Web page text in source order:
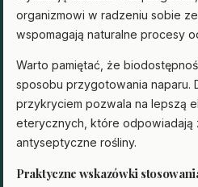
organizmowi w radzeniu sobie
wspomagają naturalne procesy
Warto pamiętać, że
sposobu przygotowania naparu.
przykryciem pozwala na lepszą
eterycznych, które odpowiadają
antyseptyczne rośliny.
Praktyczne wskazówki